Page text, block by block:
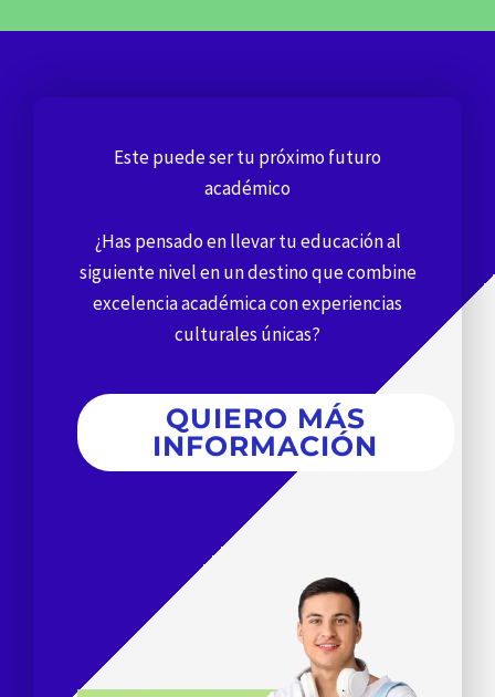
Este puede ser tu próximo futuro
académico
¿Has pensado en llevar tu educación al
siguiente nivel en un destino que combine
excelencia académica con experiencias
culturales únicas?
QUIERO MÁS
INFORMACIÓN